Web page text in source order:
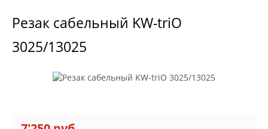
Резак сабельный KW-triO
3025/13025